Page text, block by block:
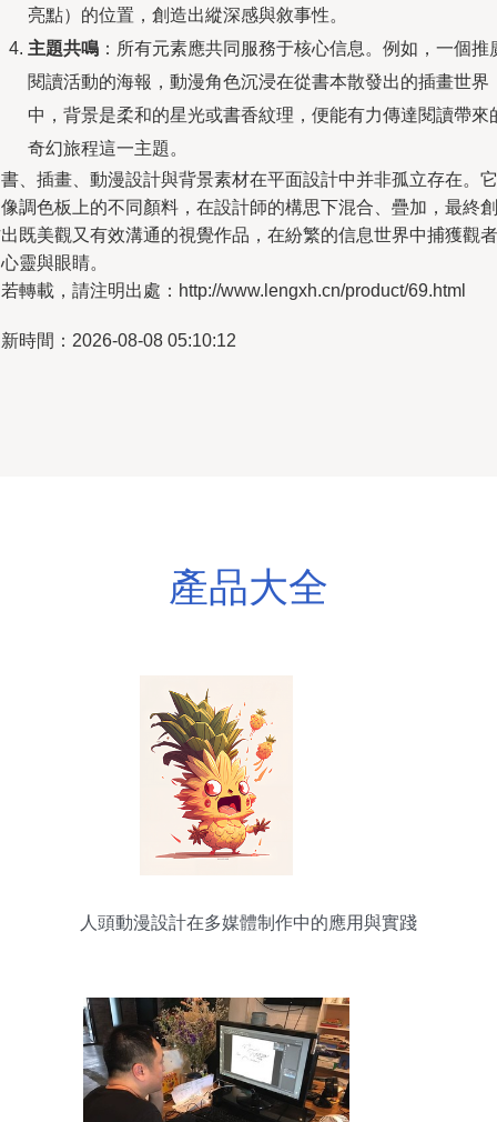
亮點）的位置，創造出縱深感與敘事性。
主題共鳴 ：所有元素應共同服務于核心信息。例如，一個推
閱讀活動的海報，動漫角色沉浸在從書本散發出的插畫世界
中，背景是柔和的星光或書香紋理，便能有力傳達閱讀帶來
奇幻旅程這一主題。
、插畫、動漫設計與背景素材在平面設計中并非孤立存在。它
調色板上的不同顏料，在設計師的構思下混合、疊加，最終創
既美觀又有效溝通的視覺作品，在紛繁的信息世界中捕獲觀者
靈與眼睛。
轉載，請注明出處：http://www.lengxh.cn/product/69.html
時間：2026-08-08 05:10:12
產品大全
人頭動漫設計在多媒體制作中的應用與實踐